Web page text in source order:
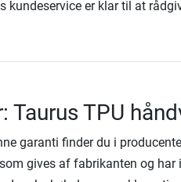
er klar til at
Taurus TPU
garanti finder du i
gives af fabrikanten og